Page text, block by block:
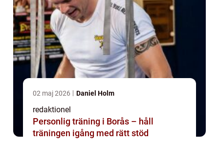
02 maj 2026 Daniel Holm
redaktionel
Personlig träning i Borås – håll
träningen igång med rätt stöd